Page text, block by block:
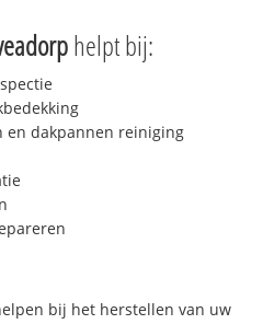
helpt bij:
en dakpannen reiniging
bij het herstellen van uw